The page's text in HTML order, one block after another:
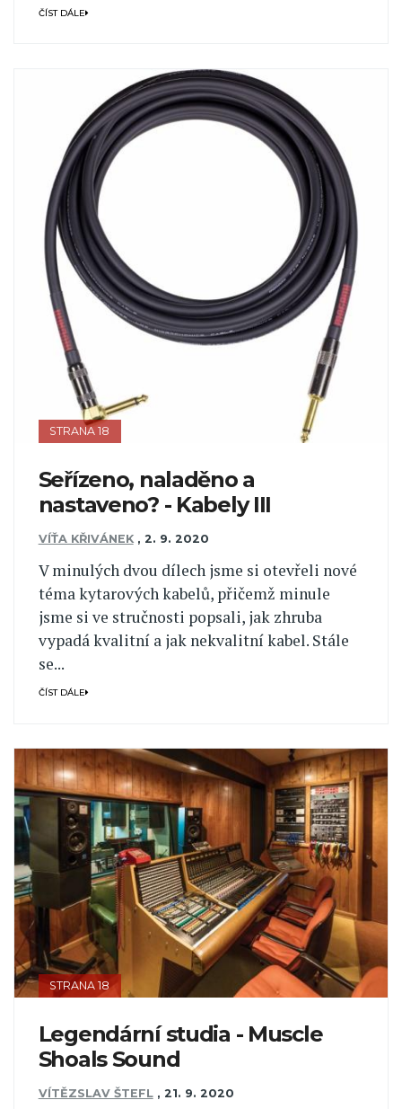
ČÍST DÁLE
STRANA 18
Seřízeno, naladěno a
nastaveno? - Kabely III
VÍŤA KŘIVÁNEK , 2. 9. 2020
V minulých dvou dílech jsme si otevřeli nové
téma kytarových kabelů, přičemž minule
jsme si ve stručnosti popsali, jak zhruba
vypadá kvalitní a jak nekvalitní kabel. Stále
se...
ČÍST DÁLE
STRANA 18
Legendární studia - Muscle
Shoals Sound
VÍTĚZSLAV ŠTEFL , 21. 9. 2020